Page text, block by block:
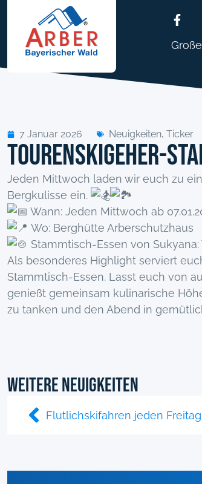
7 Januar 2026 Neuigkeiten, Ticker
Tourenskigeher-
Jeden Mittwoch laden wir euch zu
Bergkulisse ein.
Wann: Jeden Mittwoch ab
Wo: Berghütte Arberschutzhaus
Stammtisch-Essen von
Als besonderes Highlight serviert
Stammtisch-Essen. Lasst euch von
genießt gemeinsam kulinarische
zu tanken und den Abend in
Weitere Neuigkeiten
Flutlichskifahren jeden Freitag